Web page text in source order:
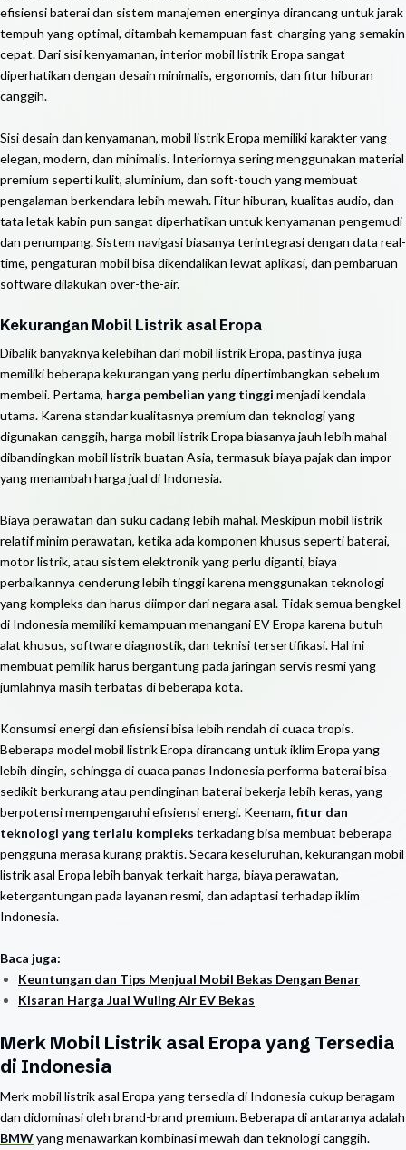
efisiensi baterai dan sistem manajemen energinya dirancang untuk jarak
tempuh yang optimal, ditambah kemampuan fast-charging yang semakin
cepat. Dari sisi kenyamanan, interior mobil listrik Eropa sangat
diperhatikan dengan desain minimalis, ergonomis, dan fitur hiburan
canggih.
Sisi desain dan kenyamanan, mobil listrik Eropa memiliki karakter yang
elegan, modern, dan minimalis. Interiornya sering menggunakan material
premium seperti kulit, aluminium, dan soft-touch yang membuat
pengalaman berkendara lebih mewah. Fitur hiburan, kualitas audio, dan
tata letak kabin pun sangat diperhatikan untuk kenyamanan pengemudi
dan penumpang. Sistem navigasi biasanya terintegrasi dengan data real-
time, pengaturan mobil bisa dikendalikan lewat aplikasi, dan pembaruan
software dilakukan over-the-air.
Kekurangan Mobil Listrik asal Eropa
Dibalik banyaknya kelebihan dari mobil listrik Eropa, pastinya juga
memiliki beberapa kekurangan yang perlu dipertimbangkan sebelum
membeli. Pertama, harga pembelian yang tinggi menjadi kendala
utama. Karena standar kualitasnya premium dan teknologi yang
digunakan canggih, harga mobil listrik Eropa biasanya jauh lebih mahal
dibandingkan mobil listrik buatan Asia, termasuk biaya pajak dan impor
yang menambah harga jual di Indonesia.
Biaya perawatan dan suku cadang lebih mahal. Meskipun mobil listrik
relatif minim perawatan, ketika ada komponen khusus seperti baterai,
motor listrik, atau sistem elektronik yang perlu diganti, biaya
perbaikannya cenderung lebih tinggi karena menggunakan teknologi
yang kompleks dan harus diimpor dari negara asal. Tidak semua bengkel
di Indonesia memiliki kemampuan menangani EV Eropa karena butuh
alat khusus, software diagnostik, dan teknisi tersertifikasi. Hal ini
membuat pemilik harus bergantung pada jaringan servis resmi yang
jumlahnya masih terbatas di beberapa kota.
Konsumsi energi dan efisiensi bisa lebih rendah di cuaca tropis.
Beberapa model mobil listrik Eropa dirancang untuk iklim Eropa yang
lebih dingin, sehingga di cuaca panas Indonesia performa baterai bisa
sedikit berkurang atau pendinginan baterai bekerja lebih keras, yang
berpotensi mempengaruhi efisiensi energi. Keenam, fitur dan
teknologi yang terlalu kompleks terkadang bisa membuat beberapa
pengguna merasa kurang praktis. Secara keseluruhan, kekurangan mobil
listrik asal Eropa lebih banyak terkait harga, biaya perawatan,
ketergantungan pada layanan resmi, dan adaptasi terhadap iklim
Indonesia.
Baca juga:
Keuntungan dan Tips Menjual Mobil Bekas Dengan Benar
Kisaran Harga Jual Wuling Air EV Bekas
Merk Mobil Listrik asal Eropa yang Tersedia
di Indonesia
Merk mobil listrik asal Eropa yang tersedia di Indonesia cukup beragam
dan didominasi oleh brand-brand premium. Beberapa di antaranya adalah
BMWyang menawarkan kombinasi mewah dan teknologi canggih.